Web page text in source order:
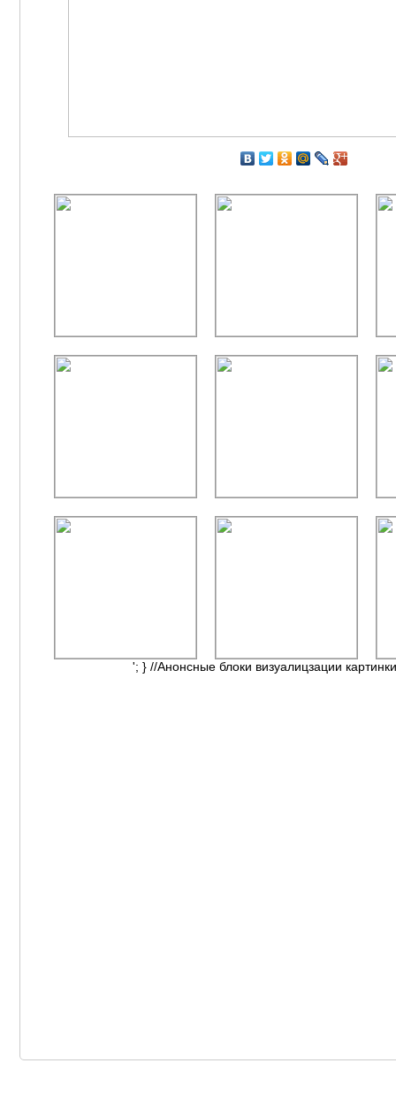
'; } //Анонсные блоки визуалицзации